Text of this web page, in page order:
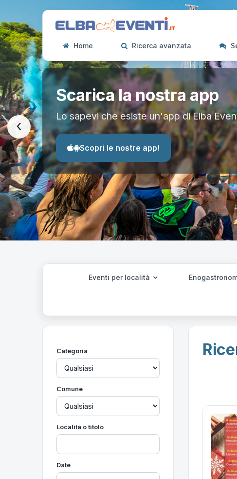
Home Ricerca avanzata
Scarica la nostra app
Lo sapevi che esiste un'app di Elba
Scopri le nostre app!
‹
Eventi per località
Categoria
Comune
Località o titolo
Date